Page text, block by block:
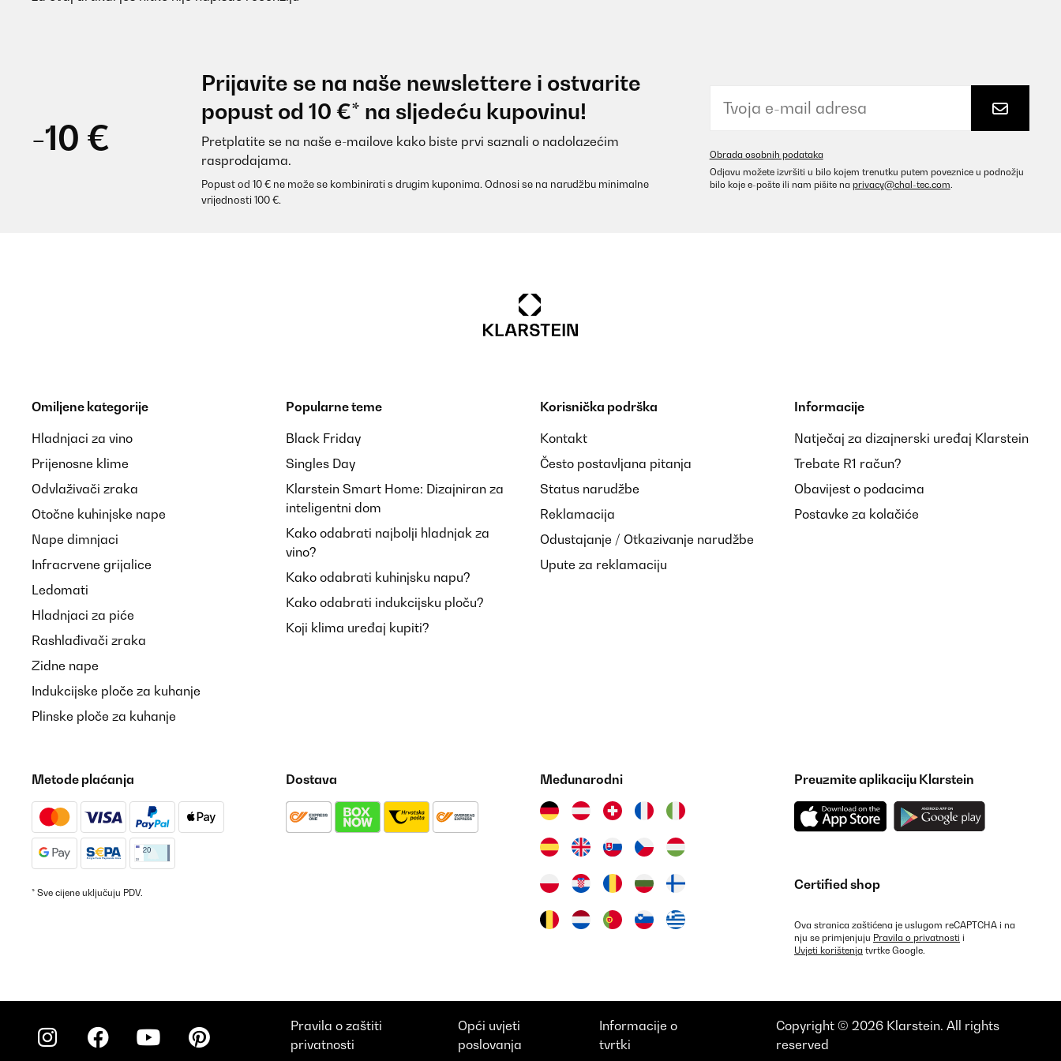
-10 €
Prijavite se na naše newslettere i ostvarite
popust od 10 €* na sljedeću kupovinu!
Pretplatite se na naše e-mailove kako biste prvi saznali o nadolazećim
rasprodajama.
Popust od 10 € ne može se kombinirati s drugim kuponima. Odnosi se na narudžbu minimalne
vrijednosti 100 €.
Obrada osobnih podataka
Odjavu možete izvršiti u bilo kojem trenutku putem poveznice u podnožju
bilo koje e-pošte ili nam pišite na privacy@chal-tec.com.
Omiljene kategorije
Hladnjaci za vino
Prijenosne klime
Odvlaživači zraka
Otočne kuhinjske nape
Nape dimnjaci
Infracrvene grijalice
Ledomati
Hladnjaci za piće
Rashlađivači zraka
Zidne nape
Indukcijske ploče za kuhanje
Plinske ploče za kuhanje
Popularne teme
Black Friday
Singles Day
Klarstein Smart Home: Dizajniran za
inteligentni dom
Kako odabrati najbolji hladnjak za
vino?
Kako odabrati kuhinjsku napu?
Kako odabrati indukcijsku ploču?
Koji klima uređaj kupiti?
Korisnička podrška
Kontakt
Često postavljana pitanja
Status narudžbe
Reklamacija
Odustajanje / Otkazivanje narudžbe
Upute za reklamaciju
Informacije
Natječaj za dizajnerski uređaj Klarstein
Trebate R1 račun?
Obavijest o podacima
Postavke za kolačiće
Metode plaćanja
* Sve cijene uključuju PDV.
Dostava Međunarodni Preuzmite aplikaciju Klarstein
Certified shop
Ova stranica zaštićena je uslugom reCAPTCHA i na
nju se primjenjuju Pravila o privatnosti i
Uvjeti korištenja tvrtke Google.
Pravila o zaštiti
privatnosti
Opći uvjeti
poslovanja
Informacije o
tvrtki
Copyright © 2026 Klarstein. All rights
reserved